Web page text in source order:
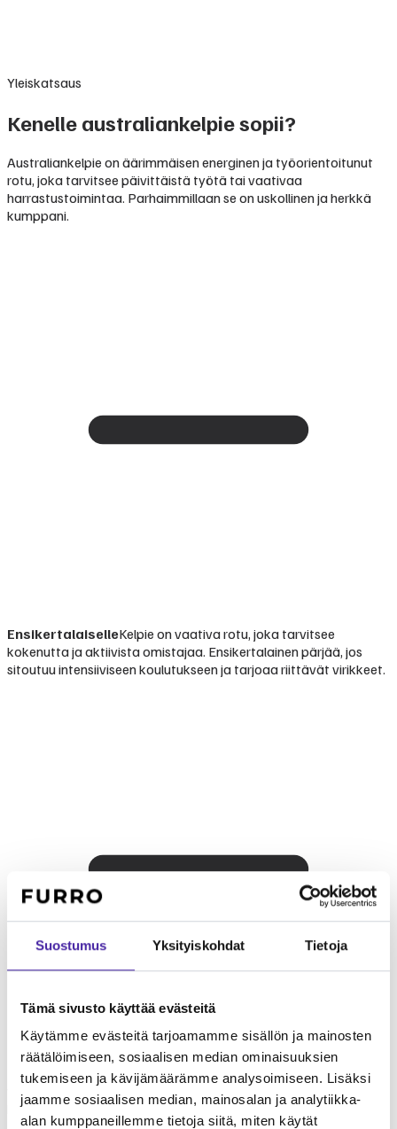
Suostumus Yksityiskohdat Tietoja
Tämä sivusto käyttää evästeitä
Käytämme evästeitä tarjoamamme sisällön ja mainosten
räätälöimiseen, sosiaalisen median ominaisuuksien
tukemiseen ja kävijämäärämme analysoimiseen. Lisäksi
jaamme sosiaalisen median, mainosalan ja analytiikka-
alan kumppaneillemme tietoja siitä, miten käytät
Yleiskatsaus
Kenelle australiankelpie sopii?
Australiankelpie on äärimmäisen energinen ja työorientoitunut
rotu, joka tarvitsee päivittäistä työtä tai vaativaa
harrastustoimintaa. Parhaimmillaan se on uskollinen ja herkkä
kumppani.
EnsikertalaiselleKelpie on vaativa rotu, joka tarvitsee
kokenutta ja aktiivista omistajaa. Ensikertalainen pärjää, jos
sitoutuu intensiiviseen koulutukseen ja tarjoaa riittävät virikkeet.
Lapsiperheelle Kelpie kiintyy perheeseensä, mutta paimenvietti
voi ilmetä lasten paimennuksena. Vaatii johdonmukaista
koulutusta ja valvontaa pienten lasten kanssa.